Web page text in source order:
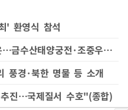
' 환영식 참석
방북 시진핑, 7년 전 들른 곳은…금수산태양궁전·조중우의탑 등
풍경·북한 명물 등 소개
진…국제질서 수호"(종합)